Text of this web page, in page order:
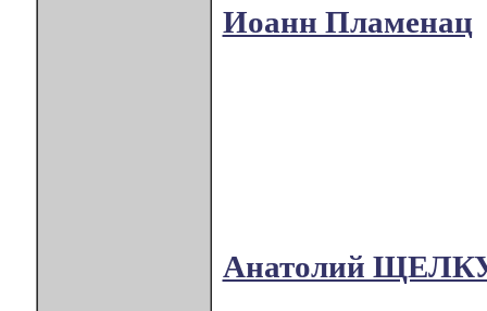
Иоанн Пламенац
Анатолий